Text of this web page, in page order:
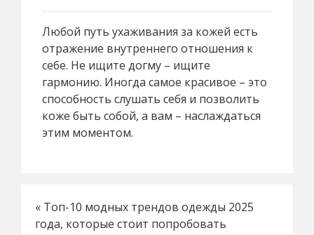
Любой путь ухаживания за кожей есть
отражение внутреннего отношения к
себе. Не ищите догму – ищите
гармонию. Иногда самое красивое – это
способность слушать себя и позволить
коже быть собой, а вам – наслаждаться
этим моментом.
« Топ-10 модных трендов одежды 2025
года, которые стоит попробовать